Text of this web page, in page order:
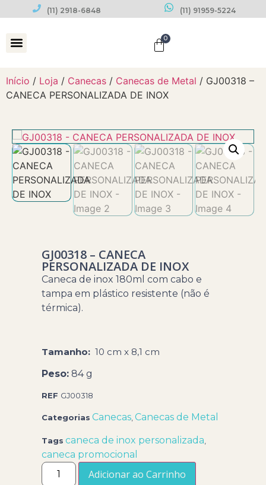
(11) 2918-6848 (11) 91959-5224
0
Início / Loja / Canecas / Canecas de Metal / GJ00318 –
CANECA PERSONALIZADA DE INOX
GJ00318 – CANECA
PERSONALIZADA DE INOX
Caneca de inox 180ml com cabo e
tampa em plástico resistente (não é
térmica).
Tamanho: 10 cm x 8,1 cm
Peso: 84 g
REF GJ00318
Categorias Canecas ,Canecas de Metal
Tags caneca de inox personalizada
caneca promocional
Adicionar ao Carrinho